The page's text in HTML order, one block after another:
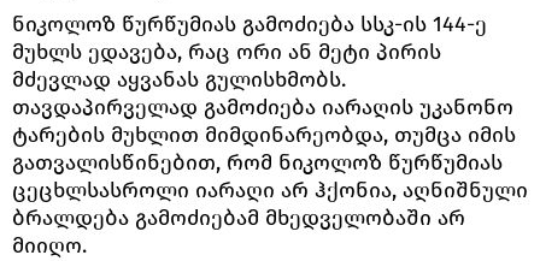
ნიკოლოზ წურწუმიას გამოძიება სსკ-ის 144-ე
მუხლს ედავება, რაც ორი ან მეტი პირის
მძევლად აყვანას გულისხმობს.
თავდაპირველად გამოძიება იარაღის უკანონო
ტარების მუხლით მიმდინარეობდა, თუმცა იმის
გათვალისწინებით, რომ ნიკოლოზ წურწუმიას
ცეცხლსასროლი იარაღი არ ჰქონია, აღნიშნული
ბრალდება გამოძიებამ მხედველობაში არ
მიიღო.